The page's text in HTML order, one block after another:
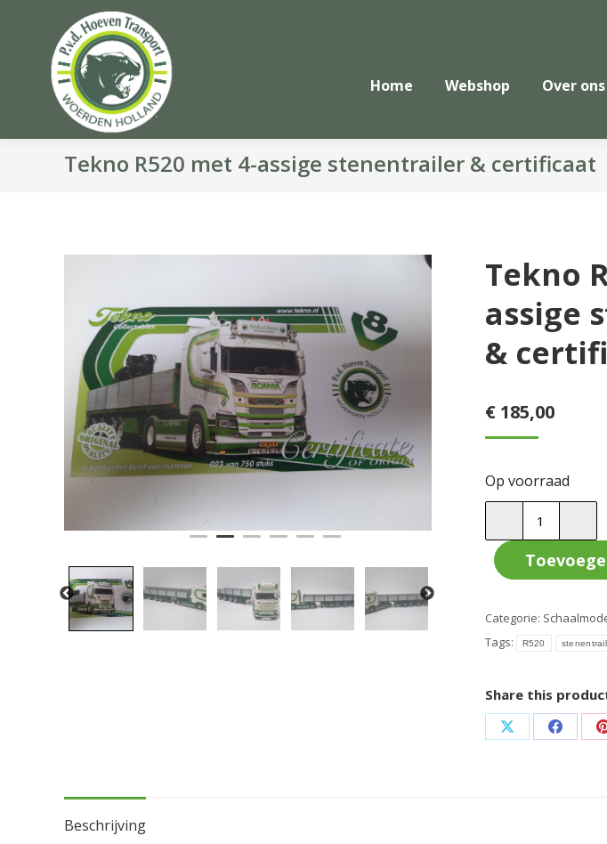
Home Webshop Over ons
Tekno R520 met 4-assige stenentrailer & certificaat
Tekno
assige
&
€185,00
Op voorraad
met
stenentrailer
&
aantal
Categorie:
Tags:
R520
Share this
Deel
Deel
Beschrijving